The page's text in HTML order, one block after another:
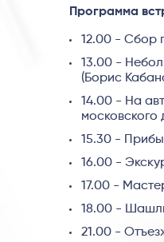
Программа
12.00 - Сбор
13.00 -
(Борис
14.00 - На
15.30 -
16.00 -
17.00 -
18.00 -
21.00 -